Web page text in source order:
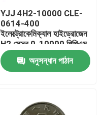
YJJ 4H2-10000 CLE-
0614-400
ইলেক্ট্রোকেমিক্যাল হাইড্রোজেন
H2 সেন্সর 0-10000 পিপিএম
অনুসন্ধান পাঠান